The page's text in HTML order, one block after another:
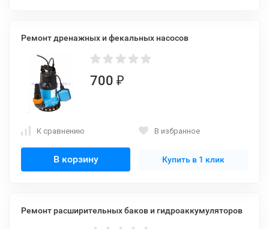
Ремонт дренажных и фекальных насосов
700 ₽
К сравнению В избранное
В корзину Купить в 1 клик
Ремонт расширительных баков и гидроаккумуляторов